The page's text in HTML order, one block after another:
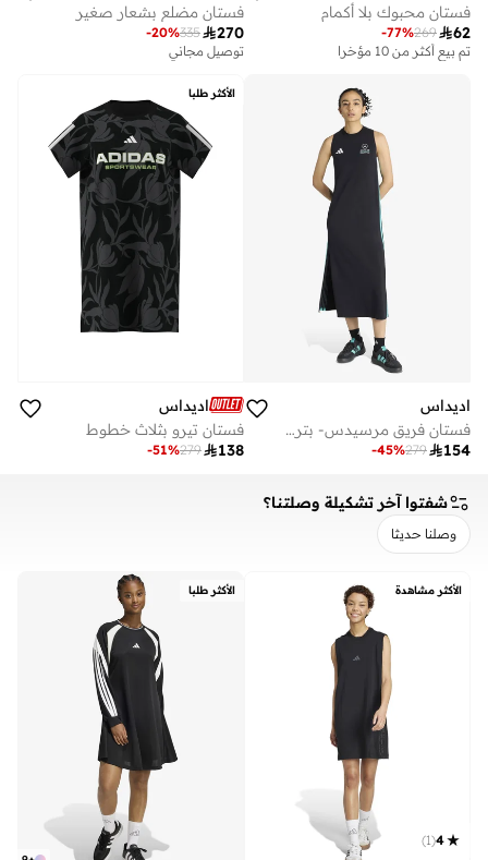
فستان محبوك بلا أكمام
62
269
-77%
تم بيع أكثر من 10 مؤخرا
فستان مضلع بشعار صغير
270
335
-20%
توصيل مجاني
اديداس
فستان فريق مرسيدس- بتروناس فورمولا
154
279
-45%
الأكثر طلبا
اديداس
فستان تيرو بثلاث خطوط
138
279
-51%
شفتوا آخر تشكيلة وصلتنا؟
وصلنا حديثا
الأكثر مشاهدة
4
(
1
)
الأكثر طلبا